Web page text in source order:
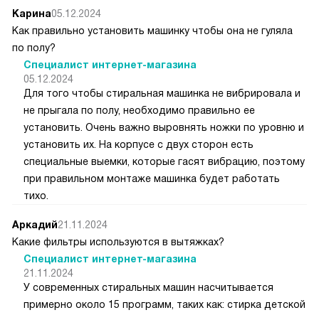
Карина05.12.2024
Как правильно установить машинку чтобы она не гуляла
по полу?
Специалист интернет-магазина
05.12.2024
Для того чтобы стиральная машинка не вибрировала и
не прыгала по полу, необходимо правильно ее
установить. Очень важно выровнять ножки по уровню и
установить их. На корпусе с двух сторон есть
специальные выемки, которые гасят вибрацию, поэтому
при правильном монтаже машинка будет работать
тихо.
Аркадий21.11.2024
Какие фильтры используются в вытяжках?
Специалист интернет-магазина
21.11.2024
У современных стиральных машин насчитывается
примерно около 15 программ, таких как: стирка детской